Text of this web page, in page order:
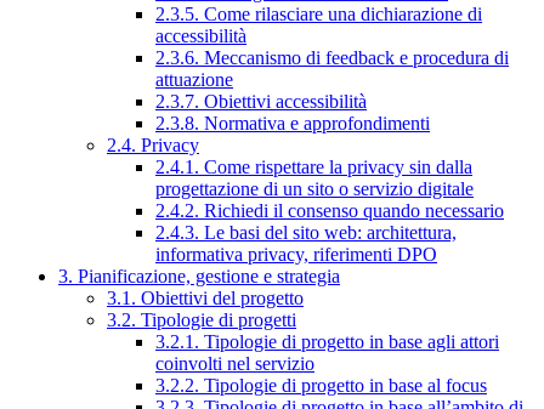
2.3.5. Come rilasciare una dichiarazione di
accessibilità
2.3.6. Meccanismo di feedback e procedura di
attuazione
2.3.7. Obiettivi accessibilità
2.3.8. Normativa e approfondimenti
2.4. Privacy
2.4.1. Come rispettare la privacy sin dalla
progettazione di un sito o servizio digitale
2.4.2. Richiedi il consenso quando necessario
2.4.3. Le basi del sito web: architettura,
informativa privacy, riferimenti DPO
3. Pianificazione, gestione e strategia
3.1. Obiettivi del progetto
3.2. Tipologie di progetti
3.2.1. Tipologie di progetto in base agli attori
coinvolti nel servizio
3.2.2. Tipologie di progetto in base al focus